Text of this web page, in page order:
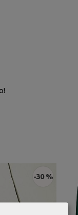
-30 %